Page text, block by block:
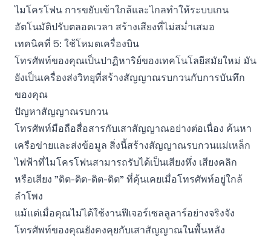
ไมโครโฟน การขยับเข้าใกล้และไกลทำให้ระบบเกน
อัตโนมัติปรับตลอดเวลา สร้างเสียงที่ไม่สม่ำเสมอ
เทคนิคที่ 5: ใช้โหมดเครื่องบิน
โทรศัพท์ของคุณเป็นปาฏิหาริย์ของเทคโนโลยีสมัยใหม่ มัน
ยังเป็นเครื่องส่งวิทยุที่สร้างสัญญาณรบกวนกับการบันทึก
ของคุณ
ปัญหาสัญญาณรบกวน
โทรศัพท์มือถือสื่อสารกับเสาสัญญาณอย่างต่อเนื่อง ค้นหา
เครือข่ายและส่งข้อมูล สิ่งนี้สร้างสัญญาณรบกวนแม่เหล็ก
ไฟฟ้าที่ไมโครโฟนสามารถรับได้เป็นเสียงหึ่ง เสียงคลิก
หรือเสียง "ดิต-ดิต-ดิต-ดิต" ที่คุ้นเคยเมื่อโทรศัพท์อยู่ใกล้
ลำโพง
แม้แต่เมื่อคุณไม่ได้ใช้งานฟีเจอร์เซลลูลาร์อย่างจริงจัง
โทรศัพท์ของคุณยังคงคุยกับเสาสัญญาณในพื้นหลัง